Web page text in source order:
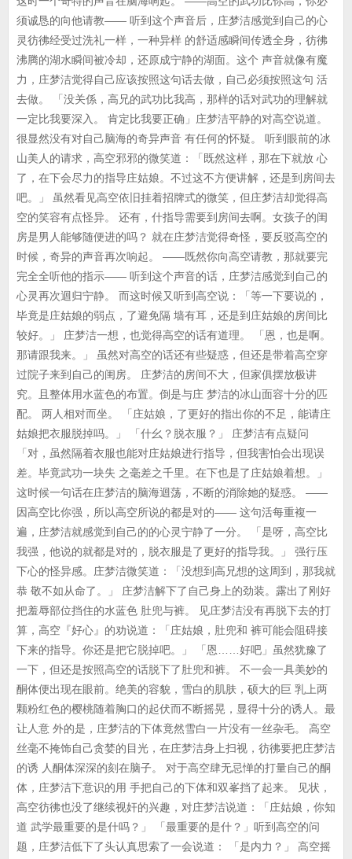
须诚恳的向他请教—— 听到这个声音后，庄梦洁感觉到自己的心
灵彷彿经受过洗礼一样，一种异样 的舒适感瞬间传透全身，彷彿
沸腾的湖水瞬间被冷却，还原成宁静的湖面。这个 声音就像有魔
力，庄梦洁觉得自己应该按照这句话去做，自己必须按照这句 活
去做。 「没关係，高兄的武功比我高，那样的话对武功的理解就
一定比我要深入。 肯定比我要正确」庄梦洁平静的对高空说道。
很显然没有对自己脑海的奇异声音 有任何的怀疑。 听到眼前的冰
山美人的请求，高空邪邪的微笑道：「既然这样，那在下就放 心
了，在下会尽力的指导庄姑娘。不过这不方便讲解，还是到房间去
吧。」 虽然看见高空依旧挂着招牌式的微笑，但庄梦洁却觉得高
空的笑容有点怪异。 还有，什指导需要到房间去啊。女孩子的闺
房是男人能够随便进的吗？ 就在庄梦洁觉得奇怪，要反驳高空的
时候，奇异的声音再次响起。 ——既然你向高空请教，那就要完
完全全听他的指示—— 听到这个声音的话，庄梦洁感觉到自己的
心灵再次迴归宁静。 而这时候又听到高空说：「等一下要说的，
毕竟是庄姑娘的弱点，了避免隔 墙有耳，还是到庄姑娘的房间比
较好。」 庄梦洁一想，也觉得高空的话有道理。 「恩，也是啊。
那请跟我来。」 虽然对高空的话还有些疑惑，但还是带着高空穿
过院子来到自己的闺房。 庄梦洁的房间不大，但家俱摆放极讲
究。且整体用水蓝色的布置。倒是与庄 梦洁的冰山面容十分的匹
配。 两人相对而坐。 「庄姑娘，了更好的指出你的不足，能请庄
姑娘把衣服脱掉吗。」 「什幺？脱衣服？」 庄梦洁有点疑问
「对，虽然隔着衣服也能对庄姑娘进行指导，但我害怕会出现误
差。毕竟武功一块失 之毫差之千里。在下也是了庄姑娘着想。」
这时候一句话在庄梦洁的脑海迴荡，不断的消除她的疑惑。 ——
因高空比你强，所以高空所说的都是对的—— 这句活每重複一
遍，庄梦洁就感觉到自己的的心灵宁静了一分。 「是呀，高空比
我强，他说的就都是对的，脱衣服是了更好的指导我。」 强行压
下心的怪异感。庄梦洁微笑道：「没想到高兄想的这周到，那我就
恭 敬不如从命了。」 庄梦洁解下了自己身上的劲装。露出了刚好
把羞辱部位挡住的水蓝色 肚兜与裤。 见庄梦洁没有再脱下去的打
算，高空『好心』的劝说道：「庄姑娘，肚兜和 裤可能会阻碍接
下来的指导。你还是把它脱掉吧。」 「恩……好吧」虽然犹豫了
一下，但还是按照高空的话脱下了肚兜和裤。 不一会一具美妙的
酮体便出现在眼前。绝美的容貌，雪白的肌肤，硕大的巨 乳上两
颗粉红色的樱桃随着胸口的起伏而不断摇晃，显得十分的诱人。最
让人意 外的是，庄梦洁的下体竟然雪白一片没有一丝杂毛。 高空
丝毫不掩饰自己贪婪的目光，在庄梦洁身上扫视，彷彿要把庄梦洁
的诱 人酮体深深的刻在脑子。 对于高空肆无忌惮的打量自己的酮
体，庄梦洁下意识的用 手把自己的下体和双峯挡了起来。 见状，
高空彷彿也没了继续视奸的兴趣，对庄梦洁说道：「庄姑娘，你知
道 武学最重要的是什吗？」 「最重要的是什？」听到高空的问
题，庄梦洁低下了头认真思索了一会说道： 「是内力？」 高空摇